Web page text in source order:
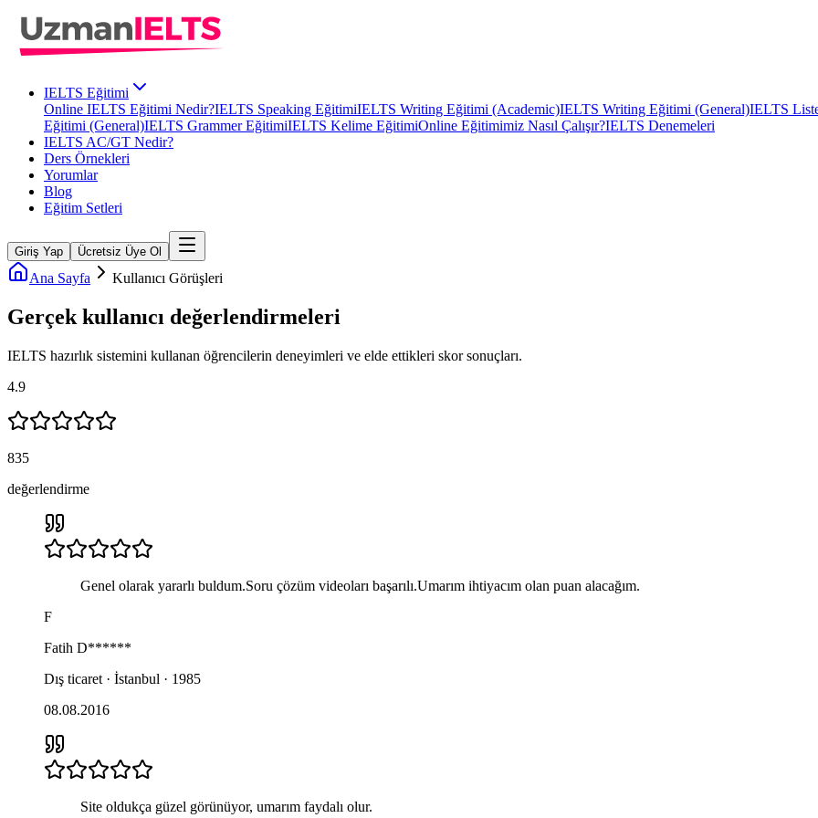
IELTS Eğitimi
Online IELTS Eğitimi Nedir?IELTS Speaking EğitimiIELTS Writing Eğitimi (Academic)IELTS Writing Eğitimi (General)IELTS
Eğitimi (General)IELTS Grammer EğitimiIELTS Kelime EğitimiOnline Eğitimimiz Nasıl Çalışır?IELTS Denemeleri
IELTS AC/GT Nedir?
Ders Örnekleri
Yorumlar
Blog
Eğitim Setleri
Giriş Yap Ücretsiz Üye Ol
Ana Sayfa Kullanıcı Görüşleri
Gerçek kullanıcı değerlendirmeleri
IELTS hazırlık sistemini kullanan öğrencilerin deneyimleri ve elde ettikleri skor sonuçları.
4.9
835
değerlendirme
Genel olarak yararlı buldum.Soru çözüm videoları başarılı.Umarım ihtiyacım olan puan alacağım.
F
Fatih D******
Dış ticaret · İstanbul · 1985
08.08.2016
Site oldukça güzel görünüyor, umarım faydalı olur.